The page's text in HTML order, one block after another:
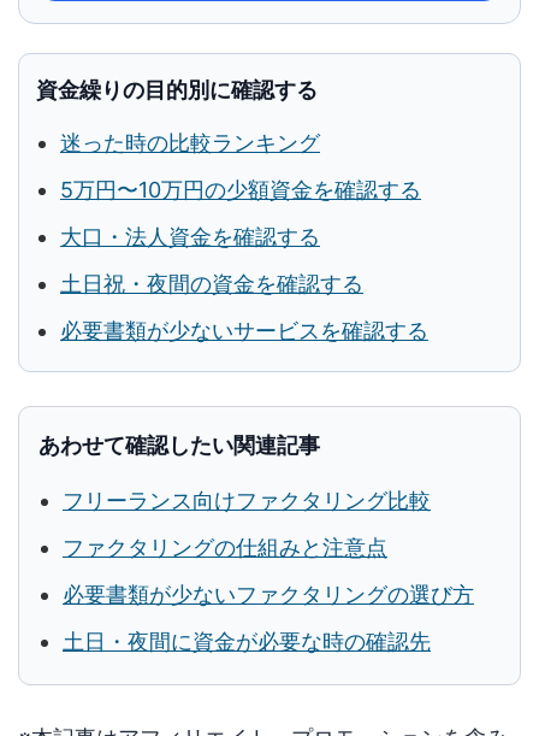
資金繰りの目的別に確認する
迷った時の比較ランキング
5万円〜10万円の少額資金を確認する
大口・法人資金を確認する
土日祝・夜間の資金を確認する
必要書類が少ないサービスを確認する
あわせて確認したい関連記事
フリーランス向けファクタリング比較
ファクタリングの仕組みと注意点
必要書類が少ないファクタリングの選び方
土日・夜間に資金が必要な時の確認先